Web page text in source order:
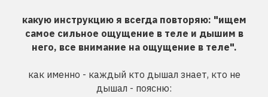
какую инструкцию я всегда повторяю: "ищем
самое сильное ощущение в теле и дышим в
него, все внимание на ощущение в теле".
как именно - каждый кто дышал знает, кто не
дышал - поясню: